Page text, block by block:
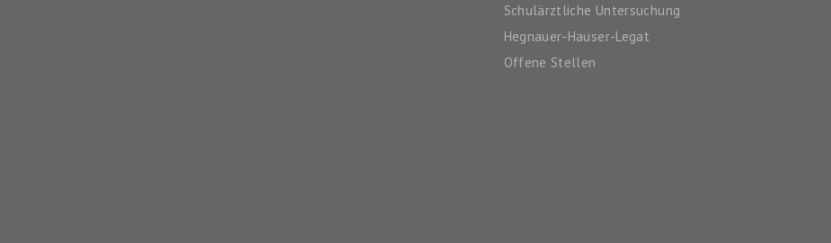
Schulärztliche Untersuchung
Hegnauer-Hauser-Legat
Offene Stellen